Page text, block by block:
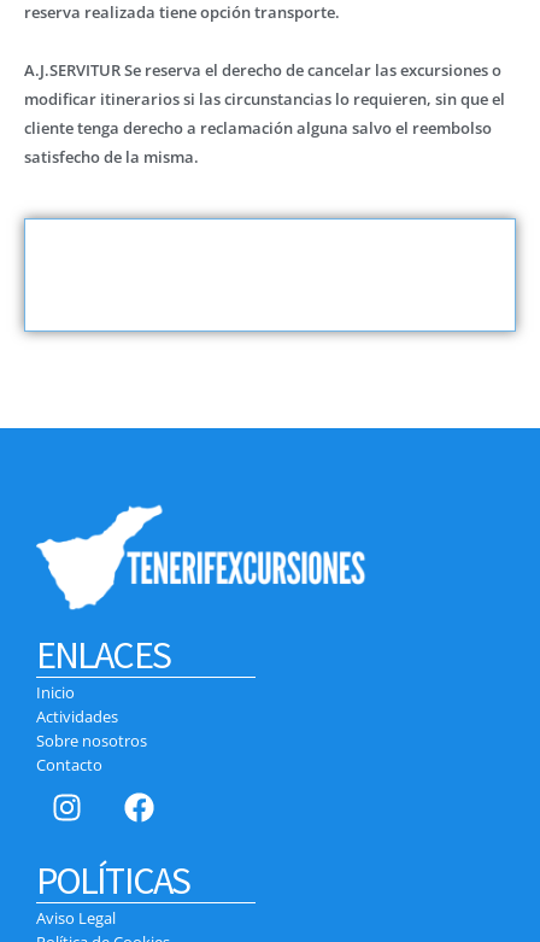
reserva realizada tiene opción transporte.
A.J.SERVITUR Se reserva el derecho de cancelar las excursiones o
modificar itinerarios si las circunstancias lo requieren, sin que el
cliente tenga derecho a reclamación alguna salvo el reembolso
satisfecho de la misma.
ENLACES
Inicio
Actividades
Sobre nosotros
Contacto
POLÍTICAS
Aviso Legal